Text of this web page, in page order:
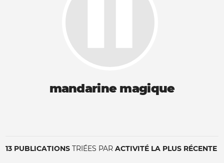
mandarine magique
13 PUBLICATIONS TRIÉES PAR ACTIVITÉ LA PLUS RÉCENTE